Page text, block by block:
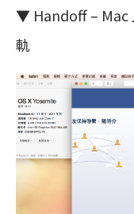
▼ Handoff – Mac
軌